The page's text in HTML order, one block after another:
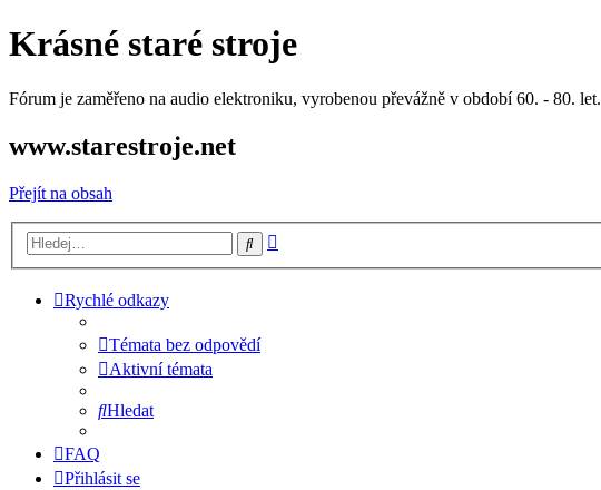
Krásné staré stroje
Fórum je zaměřeno na audio elektroniku, vyrobenou převážně v období 60. - 80. let.
www.starestroje.net
Přejít na obsah
Hledat
Rychlé odkazy
Témata bez odpovědí
Aktivní témata
Hledat
FAQ
Přihlásit se